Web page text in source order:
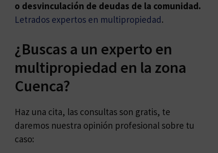
o desvinculación de deudas de la comunidad.
Letrados expertos en multipropiedad.
¿Buscas a un experto en
multipropiedad en la zona
Cuenca?
Haz una cita, las consultas son gratis, te
daremos nuestra opinión profesional sobre tu
caso: